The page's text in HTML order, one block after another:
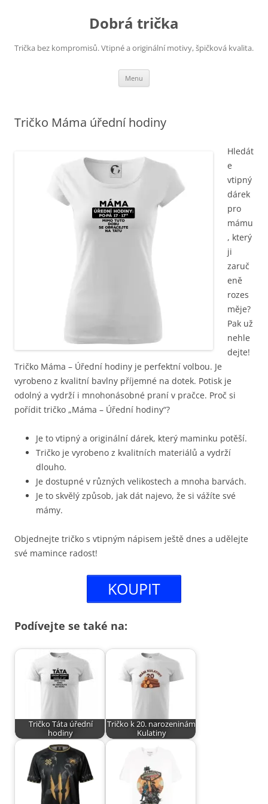
Dobrá trička
Trička bez kompromisů. Vtipné a originální motivy, špičková kvalita.
Menu
Tričko Máma úřední hodiny
Hledát
e
vtipný
dárek
pro
mámu
, který
ji
zaruč
eně
rozes
měje?
Pak už
nehle
dejte!
Tričko Máma – Úřední hodiny je perfektní volbou. Je
vyrobeno z kvalitní bavlny příjemné na dotek. Potisk je
odolný a vydrží i mnohonásobné praní v pračce. Proč si
pořídit tričko „Máma – Úřední hodiny“?
Je to vtipný a originální dárek, který maminku potěší.
Tričko je vyrobeno z kvalitních materiálů a vydrží
dlouho.
Je dostupné v různých velikostech a mnoha barvách.
Je to skvělý způsob, jak dát najevo, že si vážíte své
mámy.
Objednejte tričko s vtipným nápisem ještě dnes a udělejte
své mamince radost!
KOUPIT
Podívejte se také na:
Tričko Táta úřední
hodiny
Tričko k 20. narozeninám
Kulatiny